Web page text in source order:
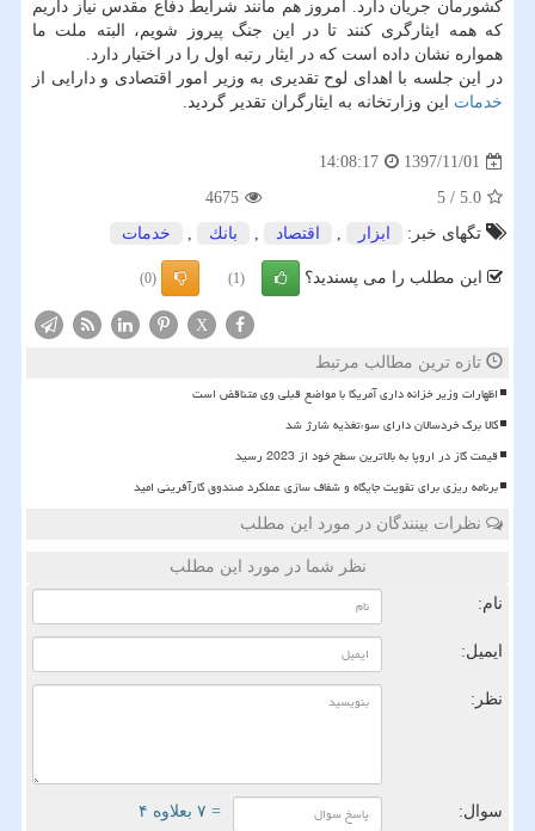
كشورمان جریان دارد. امروز هم مانند شرایط دفاع مقدس نیاز داریم
كه همه ایثارگری كنند تا در این جنگ پیروز شویم، البته ملت ما
همواره نشان داده است كه در ایثار رتبه اول را در اختیار دارد.
در این جلسه با اهدای لوح تقدیری به وزیر امور اقتصادی و دارایی از
خدمات این وزارتخانه به ایثارگران تقدیر گردید.
1397/11/01
14:08:17
5.0
/
5
4675
تگهای خبر:
ابزار , اقتصاد , بانك , خدمات
این مطلب را می پسندید؟ (1)
(0)
X
تازه ترین مطالب مرتبط
اظهارات وزیر خزانه داری آمریکا با مواضع قبلی وی متناقض است
کالا برگ خردسالان دارای سوءتغذیه شارژ شد
قیمت گاز در اروپا به بالاترین سطح خود از 2023 رسید
برنامه ریزی برای تقویت جایگاه و شفاف سازی عملکرد صندوق کارآفرینی امید
نظرات بینندگان در مورد این مطلب
نظر شما در مورد این مطلب
نام:
ایمیل:
نظر:
سوال: = ۷ بعلاوه ۴